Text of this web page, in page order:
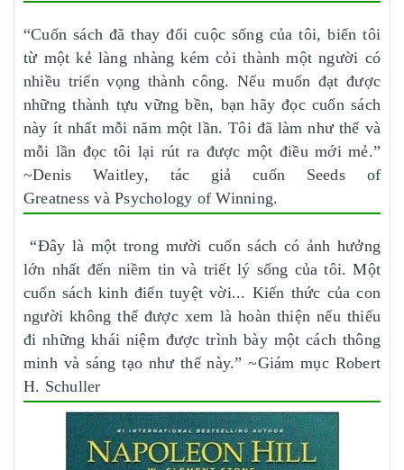
“Cuốn sách đã thay đổi cuộc sống của tôi, biến tôi
từ một kẻ làng nhàng kém cỏi thành một người có
nhiều triển vọng thành công. Nếu muốn đạt được
những thành tựu vững bền, bạn hãy đọc cuốn sách
này ít nhất mỗi năm một lần. Tôi đã làm như thế và
mỗi lần đọc tôi lại rút ra được một điều mới mẻ.”
~Denis Waitley, tác giả cuốn Seeds of
Greatness và Psychology of Winning.
“Đây là một trong mười cuốn sách có ảnh hưởng
lớn nhất đến niềm tin và triết lý sống của tôi. Một
cuốn sách kinh điển tuyệt vời... Kiến thức của con
người không thể được xem là hoàn thiện nếu thiếu
đi những khái niệm được trình bày một cách thông
minh và sáng tạo như thế này.” ~Giám mục Robert
H. Schuller